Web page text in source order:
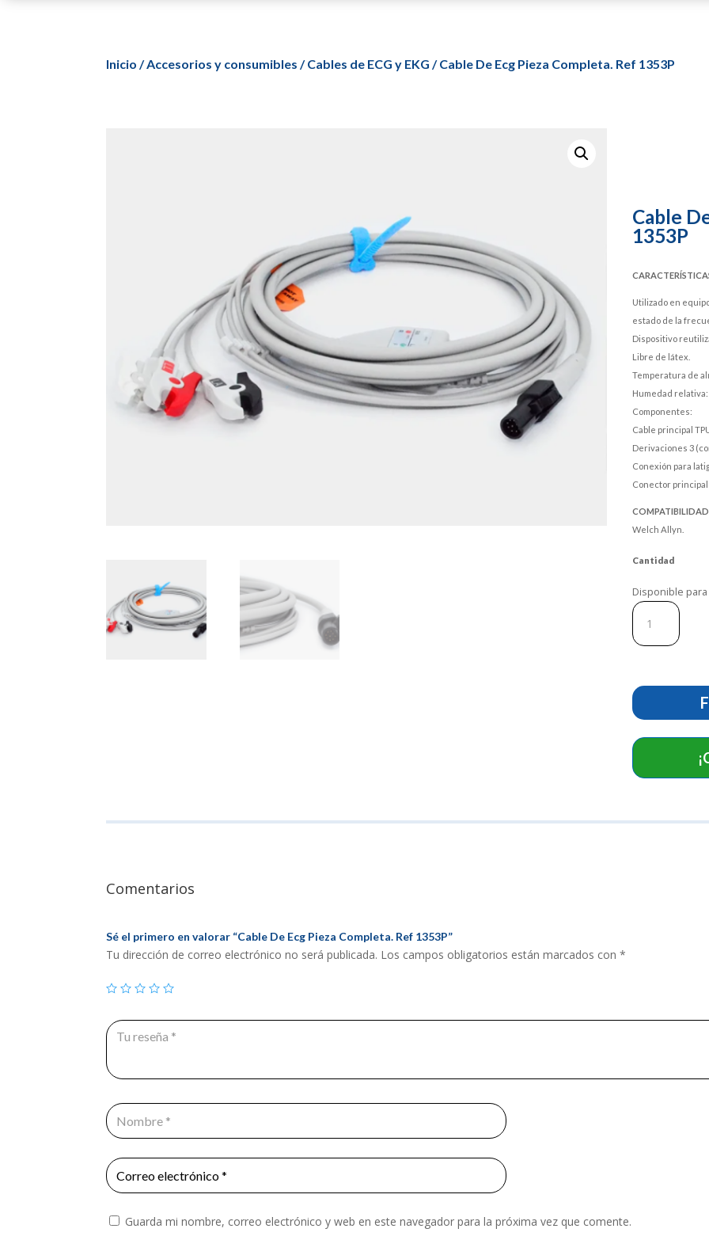
Inicio /Accesorios y consumibles /Cables de ECG y EKG / Cable De Ecg Pieza Completa. Ref 1353P
Cable
1353P
Utilizado en
estado de la
Dispositivo
Libre de látex.
Temperatura de
Humedad relativa:
Componentes:
Cable principal
Derivaciones 3
Conexión para
Conector principal
Welch Allyn.
Cantidad
Disponible
Cable
Ecg
Ref
1353P
cantidad
Comentarios
Sé el primero en valorar “Cable De Ecg Pieza Completa. Ref 1353P”
Tu dirección de correo electrónico no será publicada. Los campos obligatorios están marcados con*
Guarda mi nombre, correo electrónico y web en este navegador para la próxima vez que comente.